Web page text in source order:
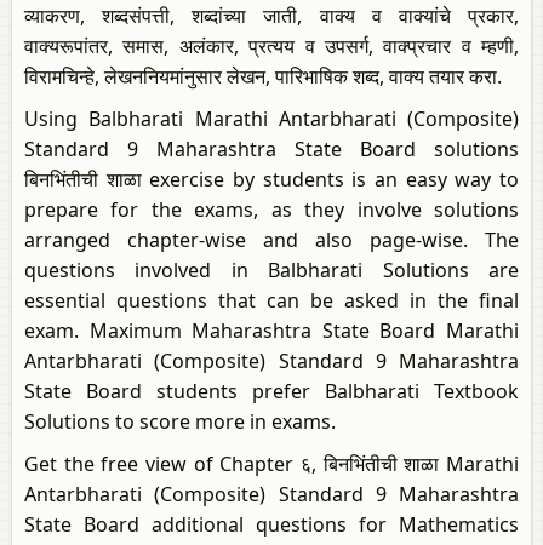
व्याकरण, शब्दसंपत्ती, शब्दांच्या जाती, वाक्य व वाक्यांचे प्रकार,
वाक्यरूपांतर, समास, अलंकार, प्रत्यय व उपसर्ग, वाक्प्रचार व म्हणी,
विरामचिन्हे, लेखननियमांनुसार लेखन, पारिभाषिक शब्द, वाक्य तयार करा.
Using Balbharati Marathi Antarbharati (Composite)
Standard 9 Maharashtra State Board solutions
बिनभिंतीची शाळा exercise by students is an easy way to
prepare for the exams, as they involve solutions
arranged chapter-wise and also page-wise. The
questions involved in Balbharati Solutions are
essential questions that can be asked in the final
exam. Maximum Maharashtra State Board Marathi
Antarbharati (Composite) Standard 9 Maharashtra
State Board students prefer Balbharati Textbook
Solutions to score more in exams.
Get the free view of Chapter ६, बिनभिंतीची शाळा Marathi
Antarbharati (Composite) Standard 9 Maharashtra
State Board additional questions for Mathematics